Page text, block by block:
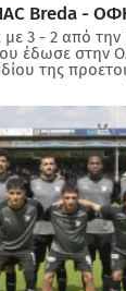
Breda -
3 - 2 από την
έδωσε στην
της